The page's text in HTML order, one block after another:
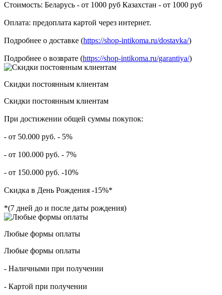
Стоимость: Беларусь - от 1000 руб Казахстан - от 1000 руб
Оплата: предоплата картой через интернет.
Подробнее о доставке (https://shop-intikoma.ru/dostavka/)
Подробнее о возврате (https://shop-intikoma.ru/garantiya/)
Скидки постоянным клиентам
Скидки постоянным клиентам
При достижении общей суммы покупок:
- от 50.000 руб. - 5%
- от 100.000 руб. - 7%
- от 150.000 руб. -10%
Скидка в День Рождения -15%*
*(7 дней до и после даты рождения)
Любые формы оплаты
Любые формы оплаты
- Наличными при получении
- Картой при получении